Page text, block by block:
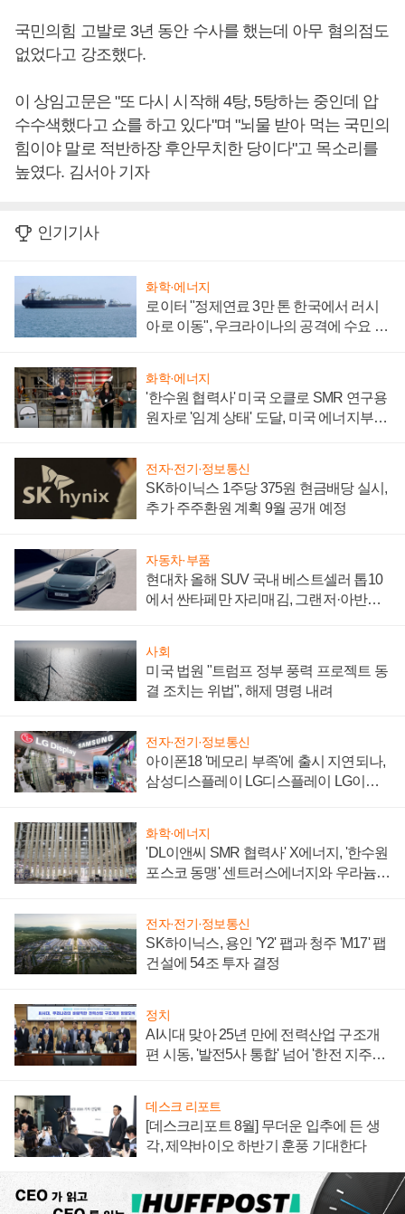
국민의힘 고발로 3년 동안 수사를 했는데 아무 혐의점도
없었다고 강조했다.
이 상임고문은 "또 다시 시작해 4탕, 5탕하는 중인데 압
수수색했다고 쇼를 하고 있다"며 "뇌물 받아 먹는 국민의
힘이야 말로 적반하장 후안무치한 당이다"고 목소리를
높였다. 김서아 기자
인기기사
화학·에너지
로이터 "정제연료 3만 톤 한국에서 러시
아로 이동", 우크라이나의 공격에 수요 늘
화학·에너지
'한수원 협력사' 미국 오클로 SMR 연구용
원자로 '임계 상태' 도달, 미국 에너지부
전자·전기·정보통신
SK하이닉스 1주당 375원 현금배당 실시,
추가 주주환원 계획 9월 공개 예정
자동차·부품
현대차 올해 SUV 국내 베스트셀러 톱10
에서 싼타페만 자리매김, 그랜저·아반떼
사회
미국 법원 "트럼프 정부 풍력 프로젝트 동
결 조치는 위법", 해제 명령 내려
전자·전기·정보통신
아이폰18 '메모리 부족'에 출시 지연되나,
삼성디스플레이 LG디스플레이 LG이노
화학·에너지
'DL이앤씨 SMR 협력사' X에너지, '한수원
포스코 동맹' 센트러스에너지와 우라늄
전자·전기·정보통신
SK하이닉스, 용인 'Y2' 팹과 청주 'M17' 팹
건설에 54조 투자 결정
정치
AI시대 맞아 25년 만에 전력산업 구조개
편 시동, '발전5사 통합' 넘어 '한전 지주사'
데스크 리포트
[데스크리포트 8월] 무더운 입추에 든 생
각, 제약바이오 하반기 훈풍 기대한다